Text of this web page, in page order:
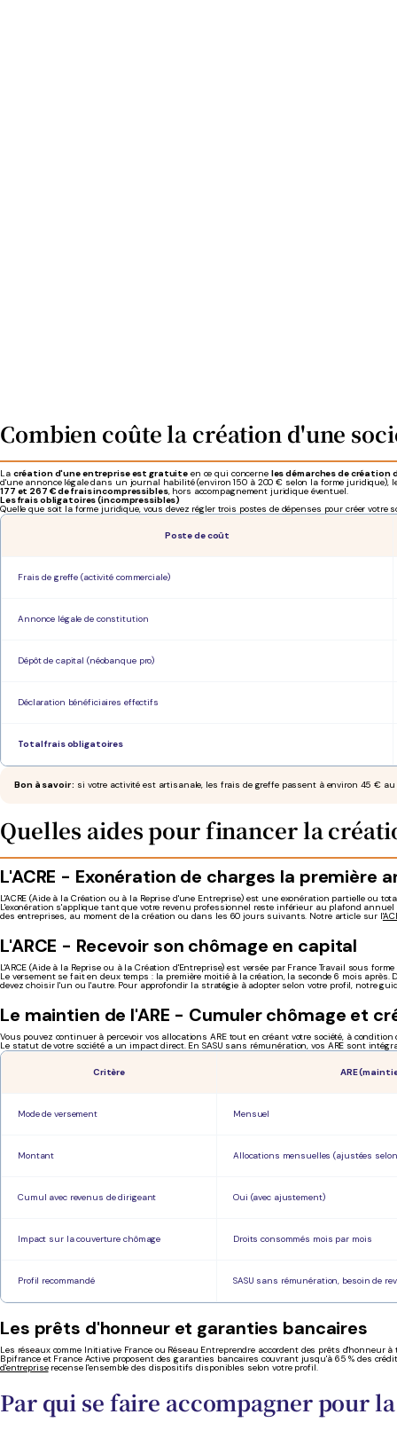
Combien coûte la création d'une
La création d'une entreprise est gratuite en ce qui concerne les démarches de création
d'une annonce légale dans un journal habilité (environ 150 à 200 € selon la forme
177 et 267 € de frais incompressibles, hors accompagnement juridique éventuel.
Les frais obligatoires (incompressibles)
Quelle que soit la forme juridique, vous devez régler trois postes de dépenses pour créer
Poste de coût
Frais de greffe (activité commerciale)
Annonce légale de constitution
Dépôt de capital (néobanque pro)
Déclaration bénéficiaires effectifs
Total frais obligatoires
Bon à savoir : si votre activité est artisanale, les frais de greffe passent à environ 45 €
Quelles aides pour financer la
L'ACRE - Exonération de charges la première
L'ACRE (Aide à la Création ou à la Reprise d'une Entreprise) est une exonération partielle ou
L'exonération s'applique tant que votre revenu professionnel reste inférieur au plafond
des entreprises, au moment de la création ou dans les 60 jours suivants. Notre article sur l'
L'ARCE - Recevoir son chômage en capital
L'ARCE (Aide à la Reprise ou à la Création d'Entreprise) est versée par France Travail sous
Le versement se fait en deux temps : la première moitié à la création, la seconde 6 mois
devez choisir l'un ou l'autre. Pour approfondir la stratégie à adopter selon votre profil, notre
Le maintien de l'ARE - Cumuler chômage et
Vous pouvez continuer à percevoir vos allocations ARE tout en créant votre société, à
Le statut de votre société a un impact direct. En SASU sans rémunération, vos ARE sont
Critère ARE
Mode de versement Mensuel
Montant Allocations mensuelles (ajustées
Cumul avec revenus de dirigeant Oui (avec ajustement)
Impact sur la couverture chômage Droits consommés mois par mois
Profil recommandé SASU sans rémunération, besoin de
Les prêts d'honneur et garanties bancaires
Les réseaux comme Initiative France ou Réseau Entreprendre accordent des prêts
Bpifrance et France Active proposent des garanties bancaires couvrant jusqu'à 65 % des
d'entrepriserecense l'ensemble des dispositifs disponibles selon votre profil.
Par qui se faire accompagner pour